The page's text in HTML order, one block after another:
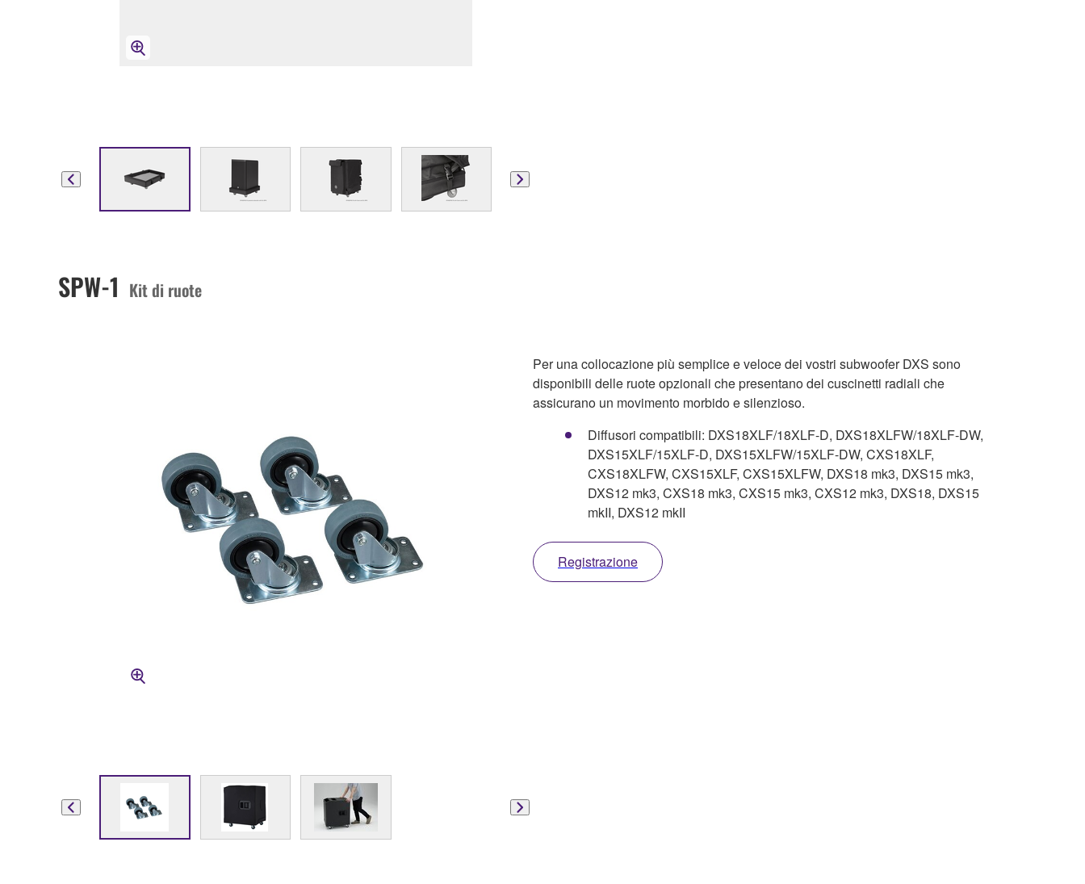
SPW-1 Kit di ruote
Per una collocazione più semplice e veloce dei vostri subwoofer DXS sono
disponibili delle ruote opzionali che presentano dei cuscinetti radiali che
assicurano un movimento morbido e silenzioso.
Diffusori compatibili: DXS18XLF/18XLF-D, DXS18XLFW/18XLF-DW,
DXS15XLF/15XLF-D, DXS15XLFW/15XLF-DW, CXS18XLF,
CXS18XLFW, CXS15XLF, CXS15XLFW, DXS18 mk3, DXS15 mk3,
DXS12 mk3, CXS18 mk3, CXS15 mk3, CXS12 mk3, DXS18, DXS15
mkII, DXS12 mkII
Registrazione